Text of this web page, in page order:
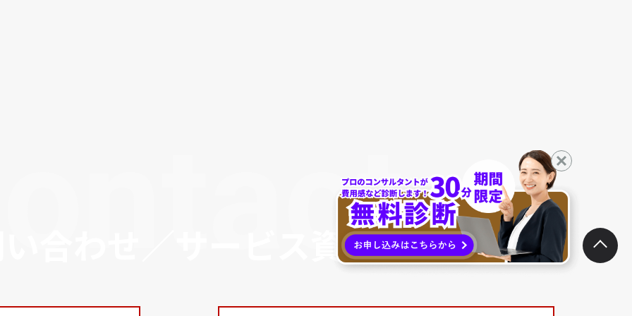
合わせ／サービス資料